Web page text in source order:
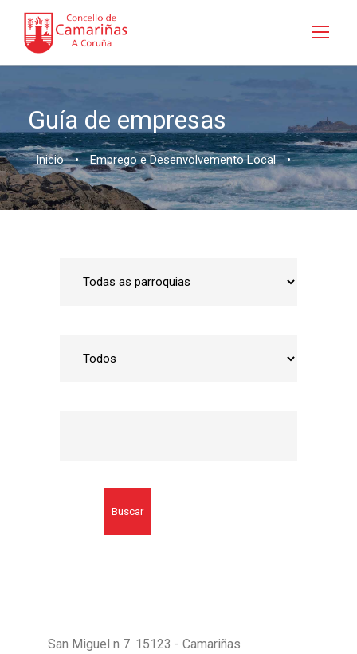
Guía de empresas
Inicio • Emprego e Desenvolvemento Local •
Buscar
San Miguel n 7. 15123 - Camariñas